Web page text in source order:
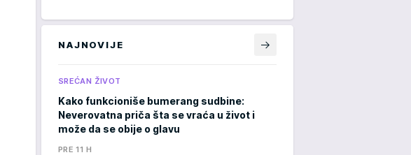
NAJNOVIJE
SREĆAN ŽIVOT
Kako funkcioniše bumerang sudbine:
Neverovatna priča šta se vraća u život i
može da se obije o glavu
PRE 11 H